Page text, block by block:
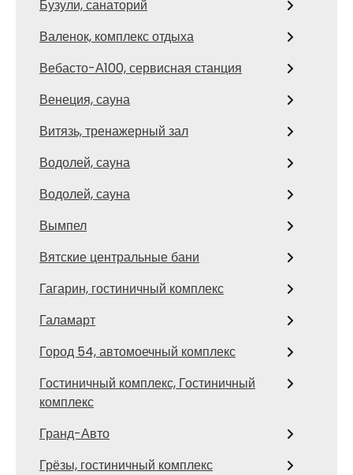
Бузули, санаторий
Валенок, комплекс отдыха
Вебасто-А100, сервисная станция
Венеция, сауна
Витязь, тренажерный зал
Водолей, сауна
Водолей, сауна
Вымпел
Вятские центральные бани
Гагарин, гостиничный комплекс
Галамарт
Город 54, автомоечный комплекс
Гостиничный комплекс, Гостиничный
комплекс
Гранд-Авто
Грёзы, гостиничный комплекс